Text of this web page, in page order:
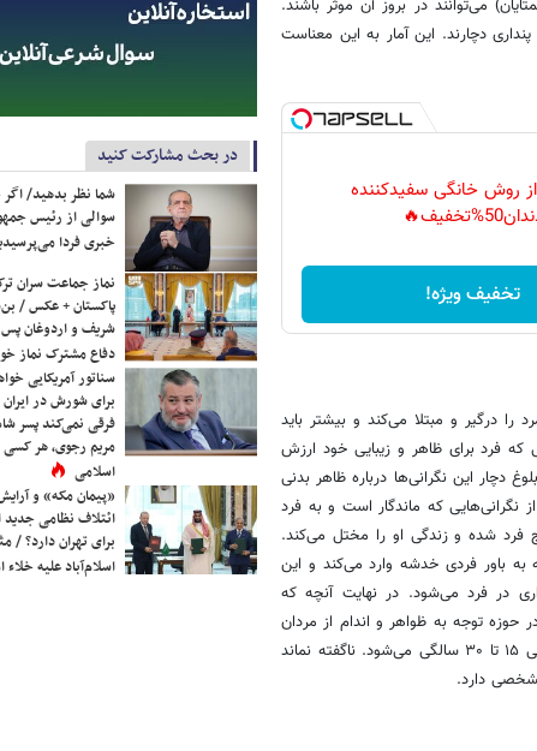
می‌توانند در بروز آن موثر باشند.
خود زشت پنداری دچارند. این آمار به این معناست
از روش خانگی سفیدکننده
تخفیف ویژه!
درگیر و مبتلا می‌کند و بیشتر باید
که فرد برای ظاهر و زیبایی خود ارزش
دچار این نگرانی‌ها درباره ظاهر بدنی
نگرانی‌هایی که ماندگار است و به فرد
شده و زندگی او را مختل می‌کند.
به باور فردی خدشه وارد می‌کند و این
در فرد می‌شود. در نهایت آنچه که
حوزه توجه به ظواهر و اندام از مردان
حساس‌تر بوده و این همان چیزی است که منجر به ایجاد اختلال در طیف سنی ۱۵ تا ۳۰ سالگی می‌شود. ناگفته نماند
دارد.
در بحث مشارکت کنید
شما نظر بدهید/ اگر
سوالی از رئیس
خبری فردا
نماز جماعت سران
پاکستان + عکس /
شریف و اردوغان پس
دفاع مشترک نماز
سناتور آمریکایی
برای شورش در
فرقی نمی‌کند پسر
مریم رجوی، هر
اسلامی
«پیمان مکه» و
ائتلاف نظامی
برای تهران دارد؟ /
اسلام‌آباد علیه